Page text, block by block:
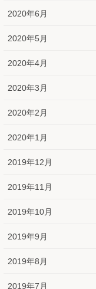
2020年6月
2020年5月
2020年4月
2020年3月
2020年2月
2020年1月
2019年12月
2019年11月
2019年10月
2019年9月
2019年8月
2019年7月